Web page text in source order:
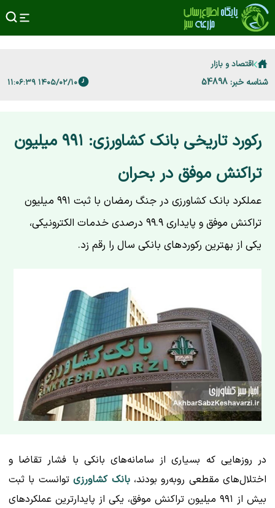
اقتصاد و بازار
شناسه خبر: 54898 ۱۴۰۵/۰۲/۱۰ ۱۱:۰۶:۳۹
رکورد تاریخی بانک کشاورزی: ۹۹۱ میلیون
تراکنش موفق در بحران
عملکرد بانک کشاورزی در جنگ رمضان با ثبت ۹۹۱ میلیون
تراکنش موفق و پایداری ۹۹.۹ درصدی خدمات الکترونیکی،
یکی از بهترین رکوردهای بانکی سال را رقم زد.
در روزهایی که بسیاری از سامانه‌های بانکی با فشار تقاضا و
اختلال‌های مقطعی روبه‌رو بودند،بانک کشاورزیتوانست با ثبت
بیش از ۹۹۱ میلیون تراکنش موفق، یکی از پایدارترین عملکردهای